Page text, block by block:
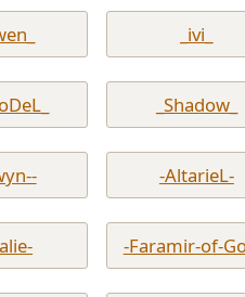
_ivi_
_Shadow_
-AltarieL-
-Faramir-of-